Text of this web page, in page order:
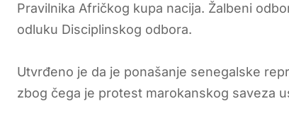
Pravilnika Afričkog kupa nacija. Žalbeni
odluku Disciplinskog odbora.
Utvrđeno je da je ponašanje senegalske
zbog čega je protest marokanskog saveza